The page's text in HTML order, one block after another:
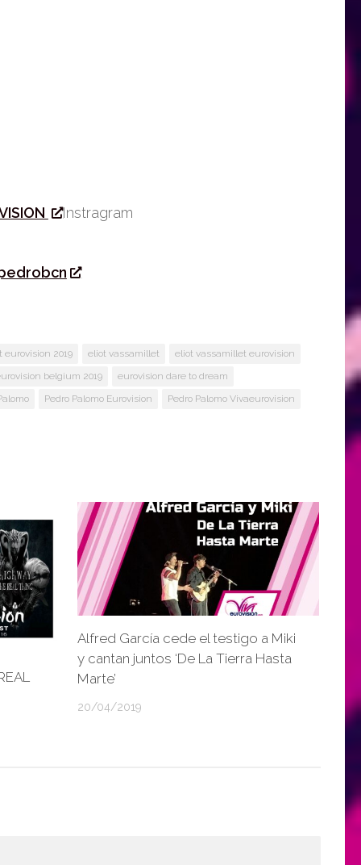
Instragram
eurovision 2019 eliot vassamillet
eliot vassamillet eurovision
belgium 2019
eurovision dare to dream
Pedro Palomo Eurovision Pedro Palomo Vivaeurovision
Alfred García cede el testigo a Miki
y cantan juntos ‘De La Tierra Hasta
Marte’
20/04/2019